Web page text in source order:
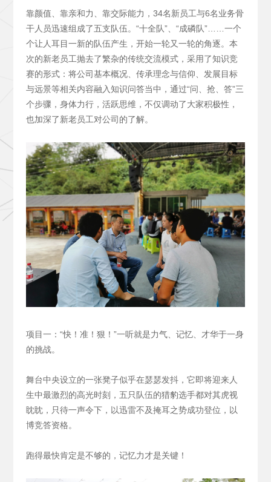
靠颜值、靠亲和力、靠交际能力，34名新员工与6名业务骨
干人员迅速组成了五支队伍。“十全队”、“成磷队”……一个
个让人耳目一新的队伍产生，开始一轮又一轮的角逐。本
次的新老员工抛去了繁杂的传统交流模式，采用了知识竞
赛的形式：将公司基本概况、传承理念与信仰、发展目标
与远景等相关内容融入知识问答当中，通过“问、抢、答”三
个步骤，身体力行，活跃思维，不仅调动了大家积极性，
也加深了新老员工对公司的了解。
项目一：“快！准！狠！”一听就是力气、记忆、才华于一身
的挑战。
舞台中央设立的一张凳子似乎在瑟瑟发抖，它即将迎来人
生中最激烈的高光时刻，五只队伍的猎豹选手都对其虎视
眈眈，只待一声令下，以迅雷不及掩耳之势成功登位，以
博竞答资格。
跑得最快肯定是不够的，记忆力才是关键！